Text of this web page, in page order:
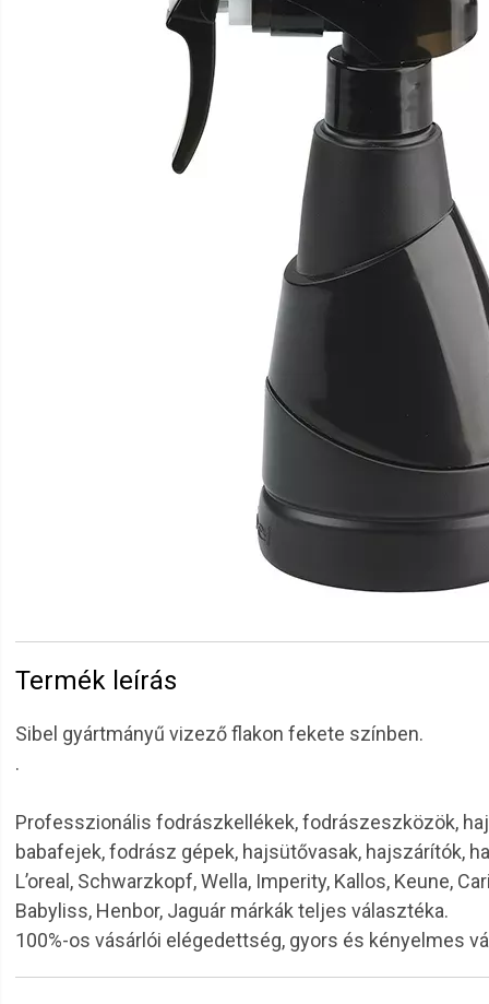
Termék leírás
Sibel gyártmányű vizező flakon fekete színben.
.
Professzionális fodrászkellékek, fodrászeszközök,
babafejek, fodrász gépek, hajsütővasak, hajszárítók,
L’oreal, Schwarzkopf, Wella, Imperity, Kallos, Keune,
Babyliss, Henbor, Jaguár márkák teljes választéka.
100%-os vásárlói elégedettség, gyors és kényelmes